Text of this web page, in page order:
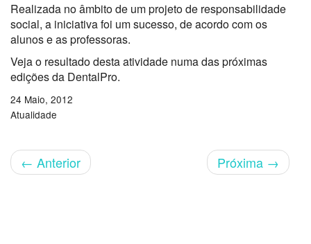
Realizada no âmbito de um projeto de responsabilidade
social, a iniciativa foi um sucesso, de acordo com os
alunos e as professoras.
Veja o resultado desta atividade numa das próximas
edições da DentalPro.
24 Maio, 2012
Atualidade
← Anterior Próxima →